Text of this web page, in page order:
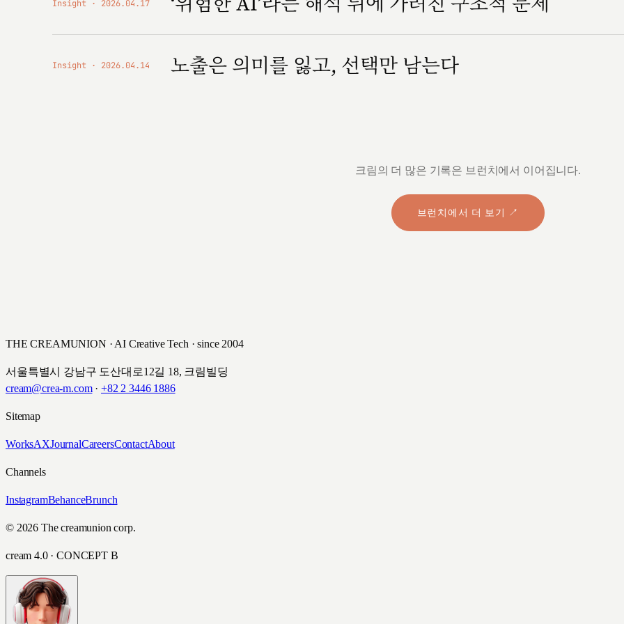
Insight 2026.04.17
Insight 2026.04.14 노출은 의미를 잃고, 선택만 남는다
크림의 더 많은 기록은 브런치에서 이어집니다.
브런치에서 더 보기 ↗
THE CREAMUNION · AI Creative Tech · since 2004
서울특별시 강남구 도산대로12길 18, 크림빌딩
cream@crea-m.com· +82 2 3446 1886
Sitemap
WorksAXJournalCareersContactAbout
Channels
InstagramBehanceBrunch
© 2026 The creamunion corp.
cream 4.0 · CONCEPT B